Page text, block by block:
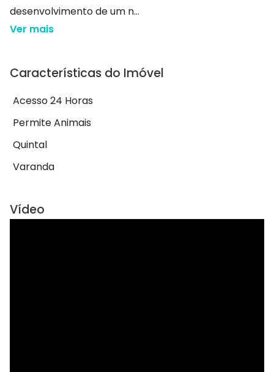
desenvolvimento de um n...
Ver mais
Características do Imóvel
Acesso 24 Horas
Permite Animais
Quintal
Varanda
Vídeo